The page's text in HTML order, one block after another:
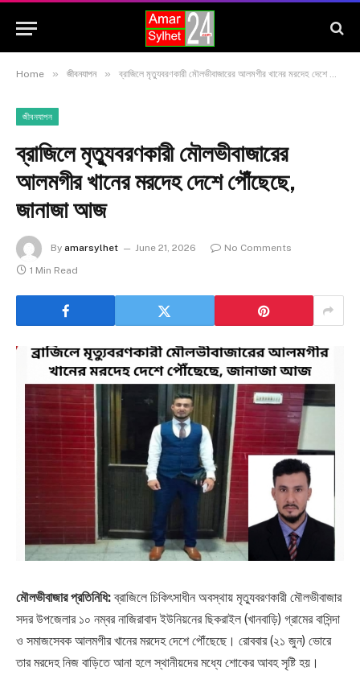
Home » জীবনযাপন » ব্রাজিলে মৃত্যুবরণকারী মৌলভীবাজারের আলমগীর খানের মরদেহ দেশে পৌঁছেছে, জানাজা আজ
জীবনযাপন
ব্রাজিলে মৃত্যুবরণকারী মৌলভীবাজারের
আলমগীর খানের মরদেহ দেশে পৌঁছেছে,
জানাজা আজ
By amarsylhet June 21, 2026
No Comments
1 Min Read
মৌলভীবাজার প্রতিনিধি:ব্রাজিলে চিকিৎসাধীন অবস্থায় মৃত্যুবরণকারী মৌলভীবাজার
সদর উপজেলার ১০ নম্বর নাজিরাবাদ ইউনিয়নের ছিকরাইল (খানবাড়ি) গ্রামের বাসিন্দা
ও সমাজসেবক আলমগীর খানের মরদেহ দেশে পৌঁছেছে। রোববার (২১ জুন) ভোরে
তার মরদেহ নিজ বাড়িতে আনা হলে স্থানীয়দের মধ্যে শোকের আবহ সৃষ্টি হয়।